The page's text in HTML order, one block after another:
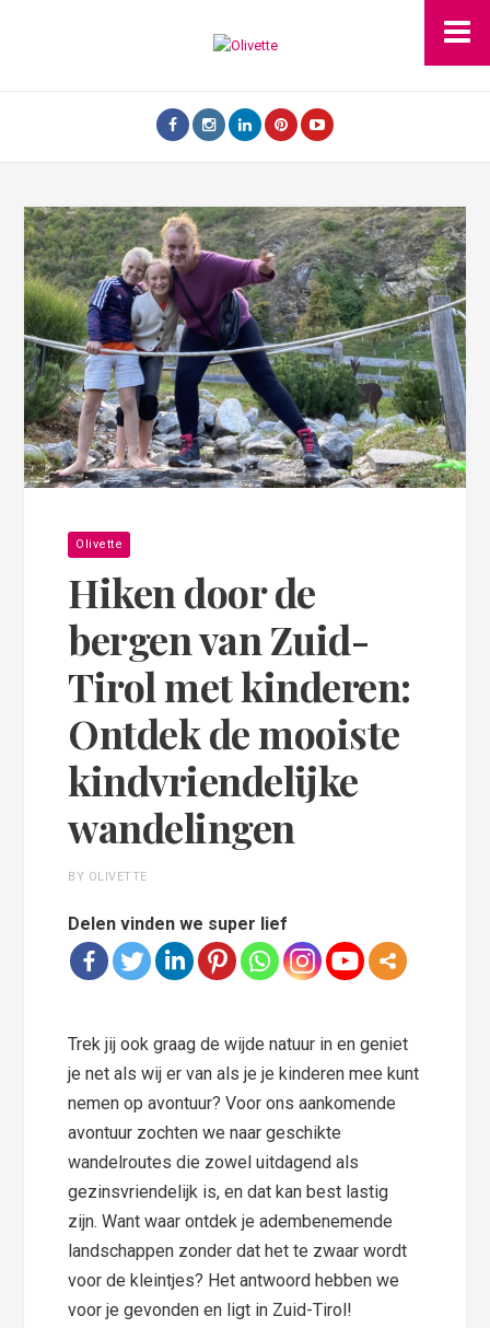
Olivette
Hiken door de
bergen van Zuid-
Tirol met kinderen:
Ontdek de mooiste
kindvriendelijke
wandelingen
BY OLIVETTE
Delen vinden we super lief
Trek jij ook graag de wijde natuur in en geniet
je net als wij er van als je je kinderen mee kunt
nemen op avontuur? Voor ons aankomende
avontuur zochten we naar geschikte
wandelroutes die zowel uitdagend als
gezinsvriendelijk is, en dat kan best lastig
zijn. Want waar ontdek je adembenemende
landschappen zonder dat het te zwaar wordt
voor de kleintjes? Het antwoord hebben we
voor je gevonden en ligt in Zuid-Tirol!